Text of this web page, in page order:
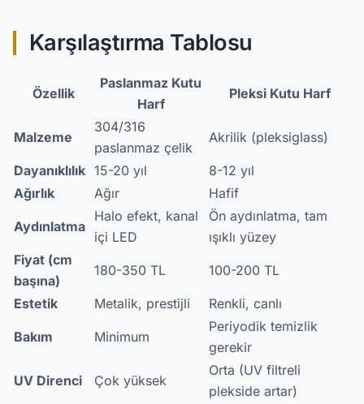
Karşılaştırma Tablosu
Özellik
Paslanmaz Kutu
Harf
Pleksi Kutu Harf
Malzeme
304/316
paslanmaz çelik
Akrilik (pleksiglass)
Dayanıklılık 15-20 yıl
8-12 yıl
Ağırlık
Ağır Hafif
Aydınlatma
Halo efekt, kanal
içi LED
Ön aydınlatma, tam
ışıklı yüzey
Fiyat (cm
başına)
180-350 TL 100-200 TL
Estetik Metalik, prestijli Renkli, canlı
Bakım Minimum
Periyodik temizlik
gerekir
UV Direnci Çok yüksek
Orta (UV filtreli
plekside artar)